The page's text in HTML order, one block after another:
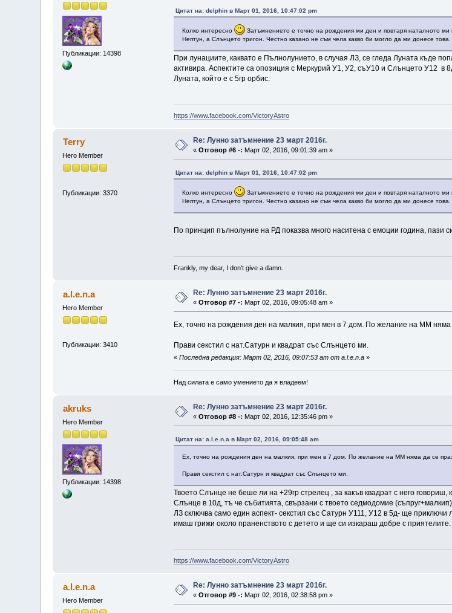
Публикации: 14398
Цитат на: delphin в Март 01, 2016, 10:47:02 pm
Колко интересно
Затъмнението е точно на рождения ми ден и повтаря наталното ми
Нептун, а Слънцето тригон. Честно казано не съм чела какво би могло да ми донесе
При лунациите, каквато е Пълнолунието, в случая ЛЗ, се гледа Луната къде
активира. Аспектите са опозиция с Меркурий У1, У2, съУ10 и Слънцето У12 в
Луната, който е с 5гр орбис.
https://www.facebook.com/VictoryAstro
Terry
Hero Member
Публикации: 3370
Re: Лунно затъмнение 23 март 2016г.
«Отговор #6 -: Март 02, 2016, 09:01:39 am »
Цитат на: delphin в Март 01, 2016, 10:47:02 pm
Колко интересно
Затъмнението е точно на рождения ми ден и повтаря наталното ми
Нептун, а Слънцето тригон. Честно казано не съм чела какво би могло да ми донесе
По принцип пълнолуние на РД показва много наситена с емоции година, пази
Frankly, my dear, I don't give a damn.
a.l.e.n.a
Hero Member
Публикации: 3410
Re: Лунно затъмнение 23 март 2016г.
«Отговор #7 -: Март 02, 2016, 09:05:48 am »
Ех, точно на рождения ден на малкия, при мен в 7 дом. По желание на ММ няма
Прави секстил с нат.Сатурн и квадрат със Слънцето ми.
« Последна редакция: Март 02, 2016, 09:07:53 am от a.l.e.n.a»
Над силата е само умението да я владеем!
akruks
Hero Member
Публикации: 14398
Re: Лунно затъмнение 23 март 2016г.
«Отговор #8 -: Март 02, 2016, 12:35:46 pm »
Цитат на: a.l.e.n.a в Март 02, 2016, 09:05:48 am
Ех, точно на рождения ден на малкия, при мен в 7 дом. По желание на ММ няма да се
Прави секстил с нат.Сатурн и квадрат със Слънцето ми.
Твоето Слънце не беше ли на +29гр стрелец , за какъв квадрат с него
Слънце в 10д, тъ че събитията, свързани с твоето седмодомие
ЛЗ сключва само един аспект- секстил със Сатурн У111, У12 в 5д- ще
имаш грижи около праненството с детето и ще си изкараш добре с приятелите.
https://www.facebook.com/VictoryAstro
a.l.e.n.a
Hero Member
Re: Лунно затъмнение 23 март 2016г.
«Отговор #9 -: Март 02, 2016, 02:38:58 pm »